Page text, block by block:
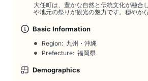
大任町は、豊かな自然と伝統文化が融合
や地元の祭りが観光の魅力です。穏やか
Basic Information
Region: 九州・沖縄
Prefecture: 福岡県
Demographics